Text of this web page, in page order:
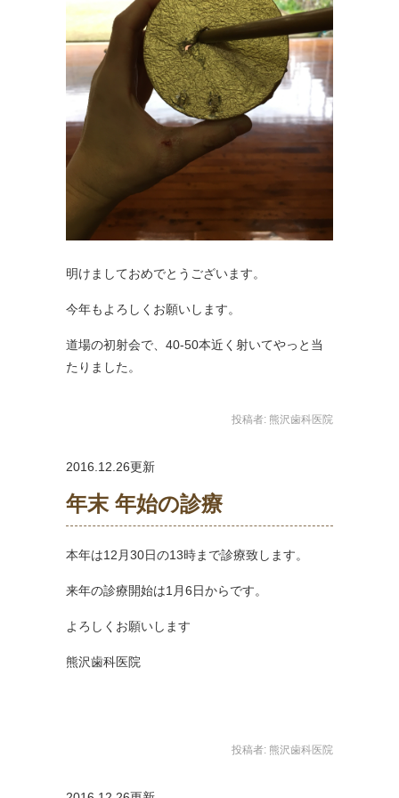
明けましておめでとうございます。
今年もよろしくお願いします。
道場の初射会で、40-50本近く射いてやっと当
たりました。
投稿者: 熊沢歯科医院
2016.12.26更新
年末 年始の診療
本年は12月30日の13時まで診療致します。
来年の診療開始は1月6日からです。
よろしくお願いします
熊沢歯科医院
投稿者: 熊沢歯科医院